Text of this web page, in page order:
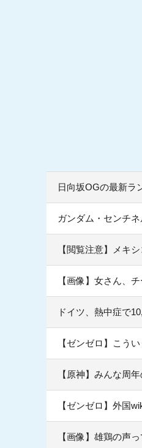
日向坂OGの最新ラ
ガンダム・センチ
【閲覧注意】メキ
【画像】女さん、
ドイツ、熱中症で
【ゼンゼロ】こう
【原神】みんな周
【ゼンゼロ】外国
【画像】雄鶏の声